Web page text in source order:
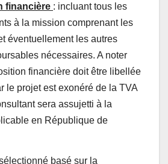
financière : incluant tous les
à la mission comprenant les
éventuellement les autres
nécessaires. A noter
financière doit être libellée
le projet est exonéré de la TVA
sera assujetti à la
en République de
basé sur la